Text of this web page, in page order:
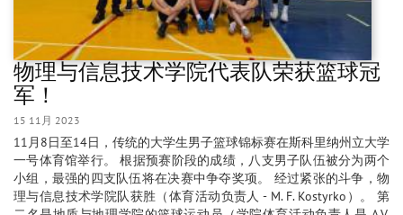
物理与信息技术学院代表队荣获篮球冠
军！
15 11月 2023
11月8日至14日，传统的大学生男子篮球锦标赛在斯科里纳州立大学
一号体育馆举行。 根据预赛阶段的成绩，八支男子队伍被分为两个
小组，最强的四支队伍将在决赛中争夺奖项。 经过紧张的斗争，物
理与信息技术学院队获胜（体育活动负责人 - M. F. Kostyrko）。 第